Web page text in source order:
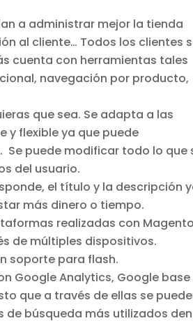
a administrar mejor la tienda
al cliente… Todos los clientes
cuenta con herramientas tales
navegación por producto,
que sea. Se adapta a las
y flexible ya que puede
Se puede modificar todo lo que
del usuario.
el título y la descripción
más dinero o tiempo.
realizadas con Magento
de múltiples dispositivos.
soporte para flash.
Google Analytics, Google base
que a través de ellas se
búsqueda más utilizados